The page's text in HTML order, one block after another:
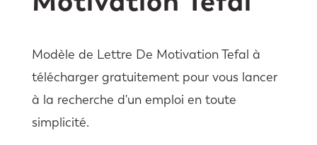
Modèle de Lettre De Motivation Tefal à
télécharger gratuitement pour vous lancer
à la recherche d'un emploi en toute
simplicité.